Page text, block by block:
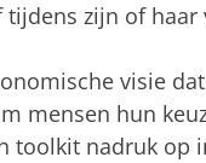
zijn of haar
visie
mensen hun
toolkit nadruk op